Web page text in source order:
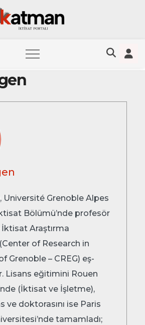
Université Grenoble Alpes
Bölümü’nde profesör
Araştırma
of Research in
Grenoble – CREG) eş-
Lisans eğitimini Rouen
(İktisat ve İşletme),
ve doktorasını ise Paris
tamamladı;